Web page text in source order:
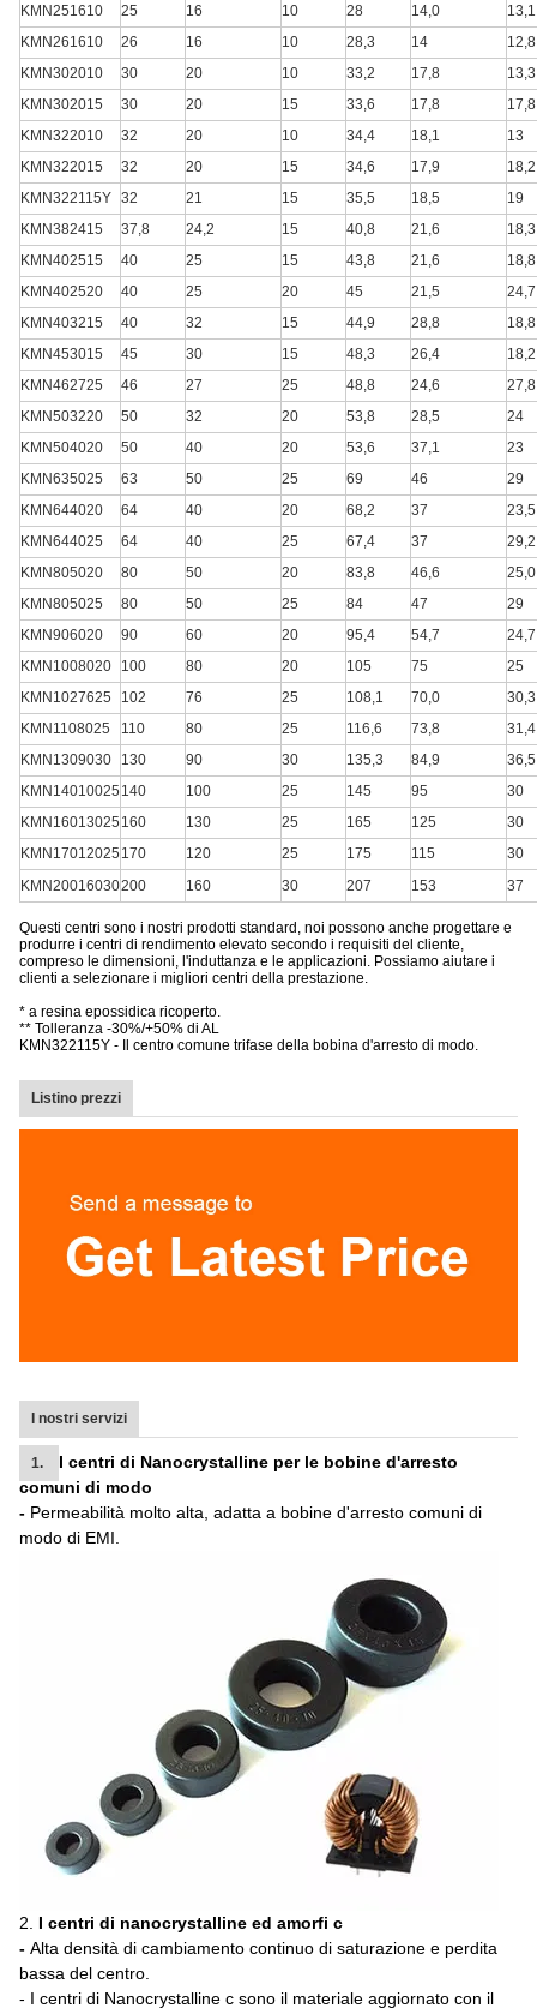
KMN251610
25 16 10 28 14,0
13,1
KMN261610
26 16 10 28,3 14
12,8
KMN302010
30 20 10 33,2 17,8
13,3
KMN302015
30 20 15 33,6 17,8
17,8
KMN322010
32 20 10 34,4 18,1
13
KMN322015
32 20 15 34,6 17,9
18,2
KMN322115Y 32 21 15 35,5 18,5
19
KMN382415
37,8 24,2 15 40,8 21,6
18,3
KMN402515
40 25 15 43,8 21,6
18,8
KMN402520
40 25 20 45 21,5
24,7
KMN403215
40 32 15 44,9 28,8
18,8
KMN453015
45 30 15 48,3 26,4
18,2
KMN462725
46 27 25 48,8 24,6
27,8
KMN503220
50 32 20 53,8 28,5
24
KMN504020
50 40 20 53,6 37,1
23
KMN635025
63 50 25 69 46
29
KMN644020
64 40 20 68,2 37
23,5
KMN644025
64 40 25 67,4 37
29,2
KMN805020
80 50 20 83,8 46,6
25,0
KMN805025
80 50 25 84 47
29
KMN906020
90 60 20 95,4 54,7
24,7
KMN1008020
100 80 20 105 75
25
KMN1027625
102 76 25 108,1 70,0
30,3
KMN1108025
110 80 25 116,6 73,8
31,4
KMN1309030
130 90 30 135,3 84,9
36,5
KMN14010025 140 100 25 145 95
30
KMN16013025 160 130 25 165 125
30
KMN17012025 170 120 25 175 115
30
KMN20016030200 160 30 207 153 37
Questi centri sono i nostri prodotti standard, noi possono anche progettare e
produrre i centri di rendimento elevato secondo i requisiti del cliente,
compreso le dimensioni, l'induttanza e le applicazioni. Possiamo aiutare i
clienti a selezionare i migliori centri della prestazione.
* a resina epossidica ricoperto.
** Tolleranza -30%/+50% di AL
KMN322115Y - Il centro comune trifase della bobina d'arresto di modo.
Listino prezzi
I nostri servizi
1.
I centri di Nanocrystalline per le bobine d'arresto
comuni di modo
- Permeabilità molto alta, adatta a bobine d'arresto comuni di
modo di EMI.
2. I centri di nanocrystalline ed amorfi c
- Alta densità di cambiamento continuo di saturazione e perdita
bassa del centro.
- I centri di Nanocrystalline c sono il materiale aggiornato con il